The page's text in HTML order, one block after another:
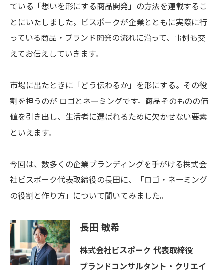
ている「想いを形にする商品開発」の方法を連載するこ
とにいたしました。ビスポークが企業とともに実際に行
っている商品・ブランド開発の流れに沿って、事例も交
えてお伝えしていきます。
市場に出たときに「どう伝わるか」を形にする。その役
割を担うのが ロゴとネーミングです。商品そのものの価
値を引き出し、生活者に選ばれるために欠かせない要素
といえます。
今回は、数多くの企業ブランディングを手がける株式会
社ビスポーク代表取締役の長田に、「ロゴ・ネーミング
の役割と作り方」について聞いてみました。
長田 敏希
株式会社ビスポーク 代表取締役
ブランドコンサルタント・クリエイ